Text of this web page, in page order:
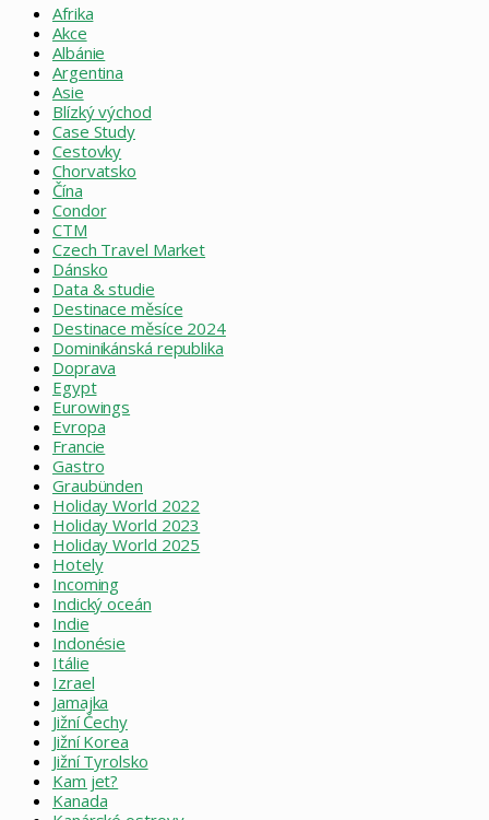
Afrika
Akce
Albánie
Argentina
Asie
Blízký východ
Case Study
Cestovky
Chorvatsko
Čína
Condor
CTM
Czech Travel Market
Dánsko
Data & studie
Destinace měsíce
Destinace měsíce 2024
Dominikánská republika
Doprava
Egypt
Eurowings
Evropa
Francie
Gastro
Graubünden
Holiday World 2022
Holiday World 2023
Holiday World 2025
Hotely
Incoming
Indický oceán
Indie
Indonésie
Itálie
Izrael
Jamajka
Jižní Čechy
Jižní Korea
Jižní Tyrolsko
Kam jet?
Kanada